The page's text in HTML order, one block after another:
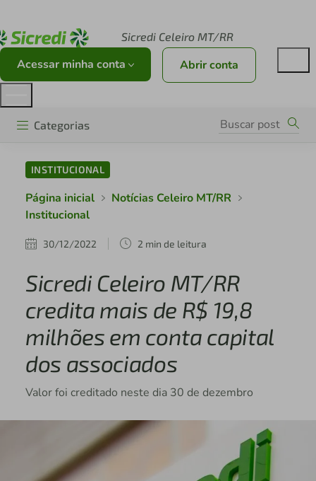
Sicredi Celeiro MT/RR
Acessar minha conta Abrir conta
Categorias
INSTITUCIONAL
Página inicial
Notícias Celeiro MT/RR
Institucional
30/12/2022 2 min de leitura
Sicredi Celeiro MT/RR
credita mais de R$ 19,8
milhões em conta capital
dos associados
Valor foi creditado neste dia 30 de dezembro